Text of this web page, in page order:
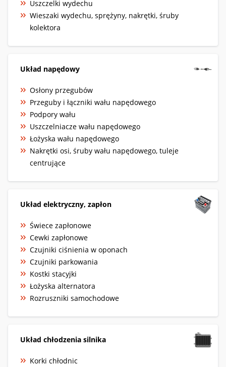
Uszczelki wydechu
Wieszaki wydechu, sprężyny, nakrętki, śruby
kolektora
Układ napędowy
Osłony przegubów
Przeguby i łączniki wału napędowego
Podpory wału
Uszczelniacze wału napędowego
Łożyska wału napędowego
Nakrętki osi, śruby wału napędowego, tuleje
centrujące
Układ elektryczny, zapłon
Świece zapłonowe
Cewki zapłonowe
Czujniki ciśnienia w oponach
Czujniki parkowania
Kostki stacyjki
Łożyska alternatora
Rozruszniki samochodowe
Układ chłodzenia silnika
Korki chłodnic